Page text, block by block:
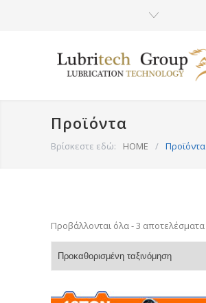
Προϊόντα
Βρίσκεστε εδώ: HOME / Προϊόντα
Προβάλλονται όλα - 3 αποτελέσματα